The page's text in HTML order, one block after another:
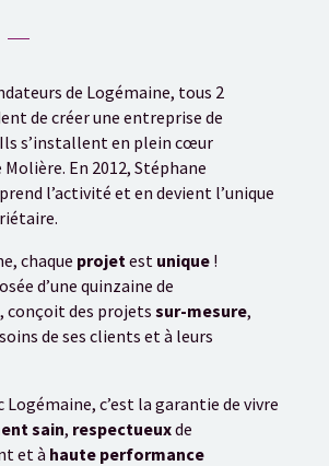
de Logémaine, tous 2
de créer une entreprise de
s’installent en plein cœur
Molière. En 2012, Stéphane
l’activité et en devient l’unique
chaque projet est unique!
d’une quinzaine de
conçoit des projets sur-mesure,
de ses clients et à leurs
Logémaine, c’est la garantie de vivre
sain, respectueuxde
et à haute performance